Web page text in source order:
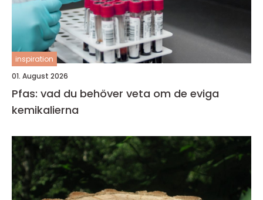
inspiration
01. August 2026
Pfas: vad du behöver veta om de eviga
kemikalierna